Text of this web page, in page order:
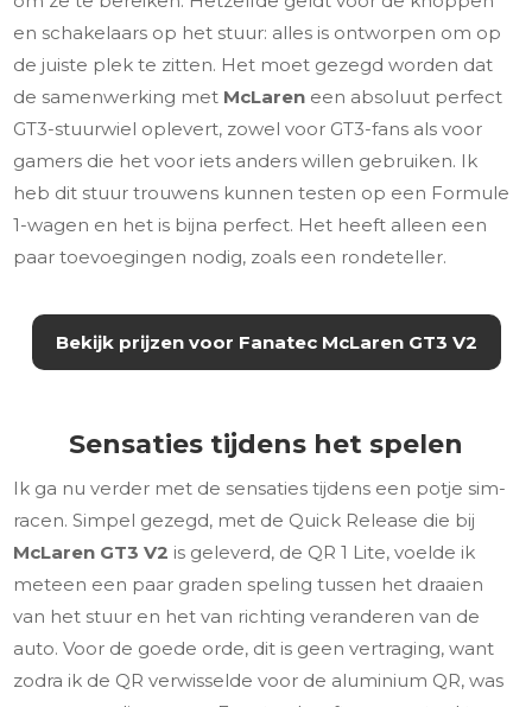
en schakelaars op het stuur: alles is ontworpen om op
de juiste plek te zitten. Het moet gezegd worden dat
de samenwerking met McLaren een absoluut perfect
GT3-stuurwiel oplevert, zowel voor GT3-fans als voor
gamers die het voor iets anders willen gebruiken. Ik
heb dit stuur trouwens kunnen testen op een Formule
1-wagen en het is bijna perfect. Het heeft alleen een
paar toevoegingen nodig, zoals een rondeteller.
Bekijk prijzen voor Fanatec McLaren GT3 V2
Sensaties tijdens het spelen
Ik ga nu verder met de sensaties tijdens een potje sim-
racen. Simpel gezegd, met de Quick Release die bij
McLaren GT3 V2 is geleverd, de QR 1 Lite, voelde ik
meteen een paar graden speling tussen het draaien
van het stuur en het van richting veranderen van de
auto. Voor de goede orde, dit is geen vertraging, want
zodra ik de QR verwisselde voor de aluminium QR, was